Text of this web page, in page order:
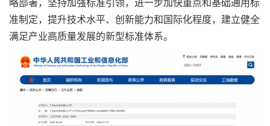
准制定，提升技术水平、创新能力和国际化程度，建立健全
满足产业高质量发展的新型标准体系。